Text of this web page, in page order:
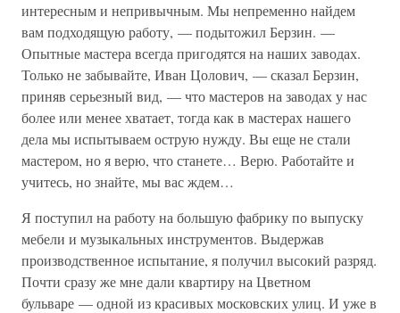
интересным и непривычным. Мы непременно найдем
вам подходящую работу, — подытожил Берзин. —
Опытные мастера всегда пригодятся на наших заводах.
Только не забывайте, Иван Цолович, — сказал Берзин,
приняв серьезный вид, — что мастеров на заводах у нас
более или менее хватает, тогда как в мастерах нашего
дела мы испытываем острую нужду. Вы еще не стали
мастером, но я верю, что станете… Верю. Работайте и
учитесь, но знайте, мы вас ждем…
Я поступил на работу на большую фабрику по выпуску
мебели и музыкальных инструментов. Выдержав
производственное испытание, я получил высокий разряд.
Почти сразу же мне дали квартиру на Цветном
бульваре — одной из красивых московских улиц. И уже в